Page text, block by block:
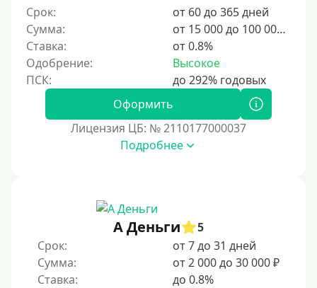
Срок:
от 60 до 365 дней
Сумма:
от 15 000 до 100 000 ₽
Ставка:
от 0.8%
Одобрение:
Высокое
Оформить
Лицензия ЦБ: № 2110177000037
Подробнее
А Деньги
5
Срок:
от 7 до 31 дней
Сумма:
от 2 000 до 30 000 ₽
Ставка:
до 0.8%